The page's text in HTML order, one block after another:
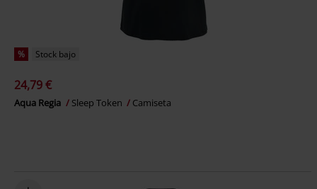
% Stock bajo
24,79 €
Aqua Regia Sleep Token Camiseta